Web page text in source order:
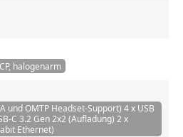
halogenarm
und OMTP Headset-Support) 4 x USB
C 3.2 Gen 2x2 (Aufladung) 2 x
Ethernet)